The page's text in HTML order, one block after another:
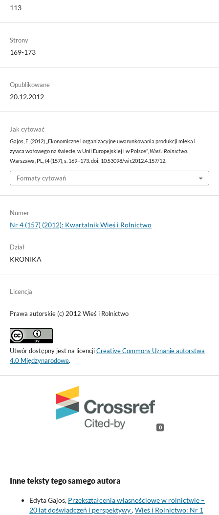
113
Strony
169-173
Opublikowane
20.12.2012
Jak cytować
Gajos, E. (2012) „Ekonomiczne i organizacyjne uwarunkowania produkcji mleka i
żywca wołowego na świecie, w Unii Europejskiej i w Polsce”, Wieś i Rolnictwo.
Warszawa, PL, (4 (157), s. 169–173. doi: 10.53098/wir.2012.4.157/12.
Formaty cytowań
Numer
Nr 4 (157) (2012): Kwartalnik Wieś i Rolnictwo
Dział
KRONIKA
Licencja
Prawa autorskie (c) 2012 Wieś i Rolnictwo
Utwór dostępny jest na licencjiCreative Commons Uznanie autorstwa
4.0 Międzynarodowe.
0
Inne teksty tego samego autora
Edyta Gajos, Przekształcenia własnościowe w rolnictwie –
20 lat doświadczeń i perspektywy,Wieś i Rolnictwo: Nr 1